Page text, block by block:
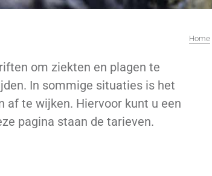
Home
om ziekten en plagen te
In sommige situaties is het
te wijken. Hiervoor kunt u een
pagina staan de tarieven.